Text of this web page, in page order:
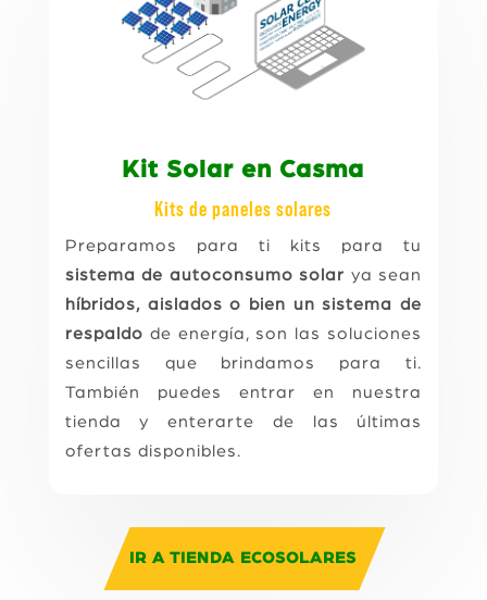
Kit Solar en Casma
Kits de paneles solares
Preparamos para ti kits para tu
sistema de autoconsumo solar ya sean
híbridos, aislados o bien un sistema de
respaldo de energía, son las soluciones
sencillas que brindamos para ti.
También puedes entrar en nuestra
tienda y enterarte de las últimas
ofertas disponibles.
IR A TIENDA ECOSOLARES